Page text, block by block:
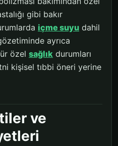
gibi bakır
içme suyu dahil
ayrıca
özel sağlık durumları
kişisel tıbbi öneri yerine
ve